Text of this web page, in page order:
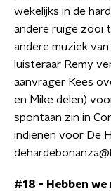
wekelijks in de
andere ruige zooi
andere muziek
luisteraar Remy
aanvrager Kees
en Mike delen)
spontaan zin in
indienen voor De
#18 - Hebben